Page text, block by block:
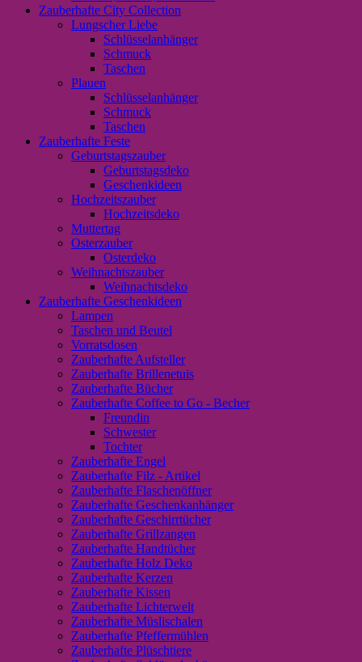
Zauberhafte City Collection
Lungscher Liebe
Schlüsselanhänger
Schmuck
Taschen
Plauen
Schlüsselanhänger
Schmuck
Taschen
Zauberhafte Feste
Geburtstagszauber
Geburtstagsdeko
Geschenkideen
Hochzeitszauber
Hochzeitsdeko
Muttertag
Osterzauber
Osterdeko
Weihnachtszauber
Weihnachtsdeko
Zauberhafte Geschenkideen
Lampen
Taschen und Beutel
Vorratsdosen
Zauberhafte Aufsteller
Zauberhafte Brillenetuis
Zauberhafte Bücher
Zauberhafte Coffee to Go - Becher
Freundin
Schwester
Tochter
Zauberhafte Engel
Zauberhafte Filz - Artikel
Zauberhafte Flaschenöffner
Zauberhafte Geschenkanhänger
Zauberhafte Geschirrtücher
Zauberhafte Grillzangen
Zauberhafte Handtücher
Zauberhafte Holz Deko
Zauberhafte Kerzen
Zauberhafte Kissen
Zauberhafte Lichterwelt
Zauberhafte Müslischalen
Zauberhafte Pfeffermühlen
Zauberhafte Plüschtiere